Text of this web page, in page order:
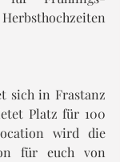
sich in Frastanz
Platz für 100
wird die
für euch von